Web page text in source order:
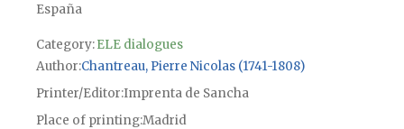
España
Category:ELE dialogues
Author Chantreau, Pierre Nicolas (1741-1808)
Printer/Editor Imprenta de Sancha
Place of printingMadrid